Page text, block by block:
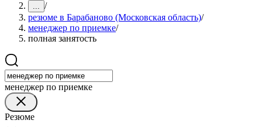
... /
резюме в Барабаново (Московская область)/
менеджер по приемке/
полная занятость
менеджер по приемке
Резюме